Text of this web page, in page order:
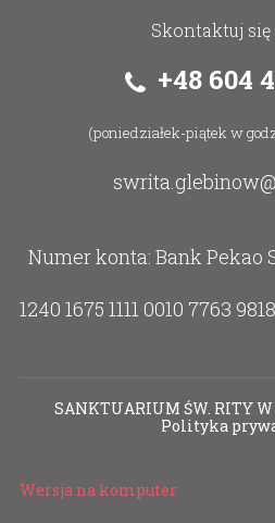
Skontaktuj się
+48 604
(poniedziałek-piątek w
Numer konta: Bank Pekao
1240 1675 1111 0010 7763 9818
SANKTUARIUM ŚW. RITY
Polityka
Wersja na komputer